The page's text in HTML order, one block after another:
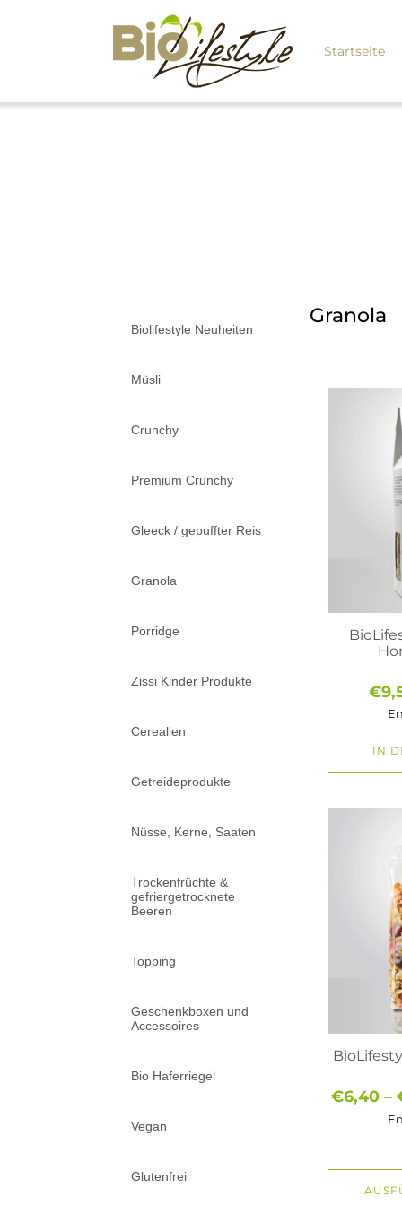
Startseite
Biolifestyle Neuheiten
Müsli
Crunchy
Premium Crunchy
Gleeck / gepuffter Reis
Granola
Porridge
Zissi Kinder Produkte
Cerealien
Getreideprodukte
Nüsse, Kerne, Saaten
Trockenfrüchte &
gefriergetrocknete
Beeren
Topping
Geschenkboxen und
Accessoires
Bio Haferriegel
Vegan
Glutenfrei
Granola
€
IN
€6,40 –
Varianten
Optionen